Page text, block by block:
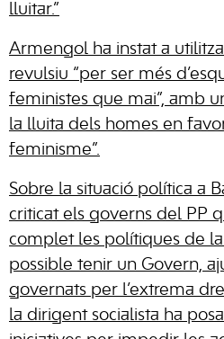
lluitar.”
Armengol ha instat a
revulsiu “per ser més
feministes que mai”, amb
la lluita dels homes en
feminisme”.
Sobre la situació política a
criticat els governs del PP
complet les polítiques de
possible tenir un Govern,
governats per l’extrema
la dirigent socialista ha